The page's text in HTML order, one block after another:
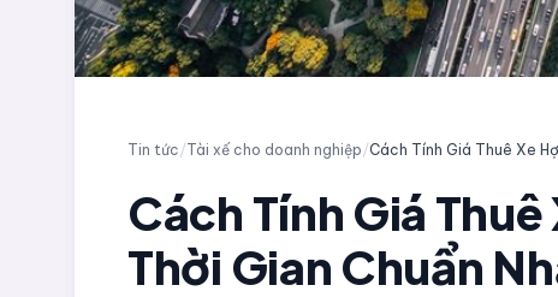
Tin tức/Tài xế cho doanh nghiệp/
Cách Tính Giá
Thời Gian Chuẩn